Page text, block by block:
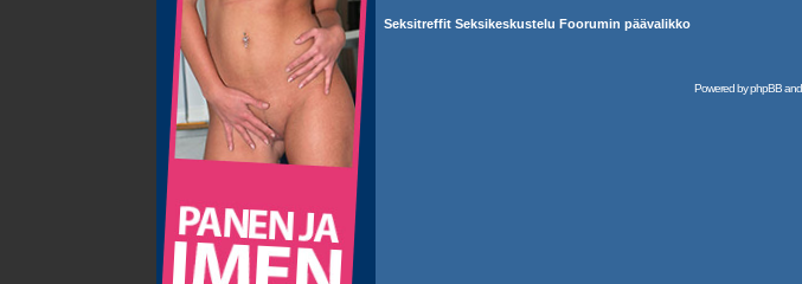
Seksitreffit Seksikeskustelu Foorumin päävalikko
Powered byphpBBand